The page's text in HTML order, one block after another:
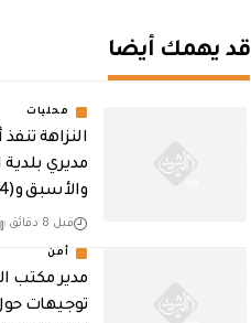
قد يهمك أيضا
محليات
النزاهة
مديري
والأسبق و(4) موظفين
قبل 8 دقائق
أمن
مدير مكتب
توجيهات